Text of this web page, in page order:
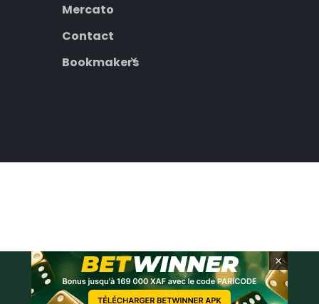
Mercato
Contact
Bookmakers
×